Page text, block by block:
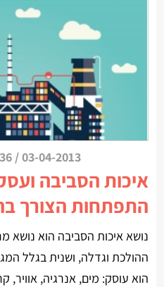
03-04-2013
/
6536
התפתחות הצורך
נושא איכות הסביבה הוא נושא
ההולכת וגדלה, ושנית בגלל
הוא עוסק: מים, אנרגיה,